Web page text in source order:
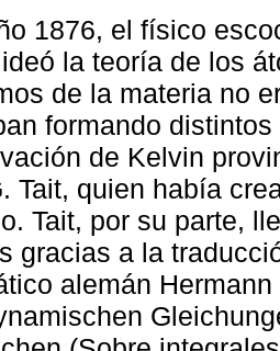
1876, el físico
la teoría de los
de la materia no
formando
de Kelvin
Tait, quien había
Tait, por su parte,
gracias a la
alemán